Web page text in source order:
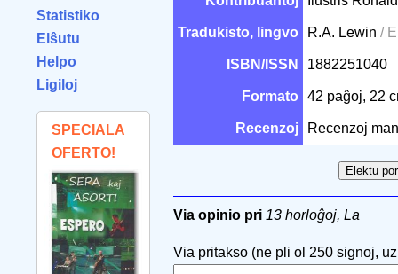
Statistiko
Elŝutu
Helpo
Ligiloj
SPECIALA
OFERTO!
Tradukisto, lingvo R.A. Lewin /
ISBN/ISSN 1882251040
Formato 42 paĝoj, 22
Recenzoj Recenzoj
Via opinio pri 13 horloĝoj, La
Via pritakso (ne pli ol 250 signoj,